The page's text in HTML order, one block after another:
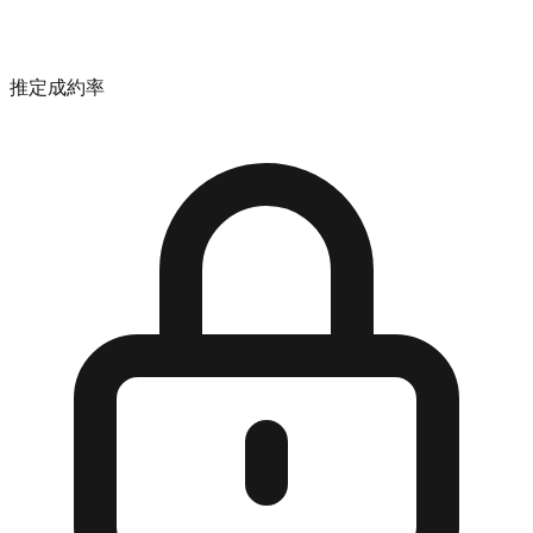
推定成約率